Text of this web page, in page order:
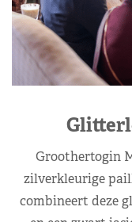
Groothertogin
zilverkleurige
combineert deze